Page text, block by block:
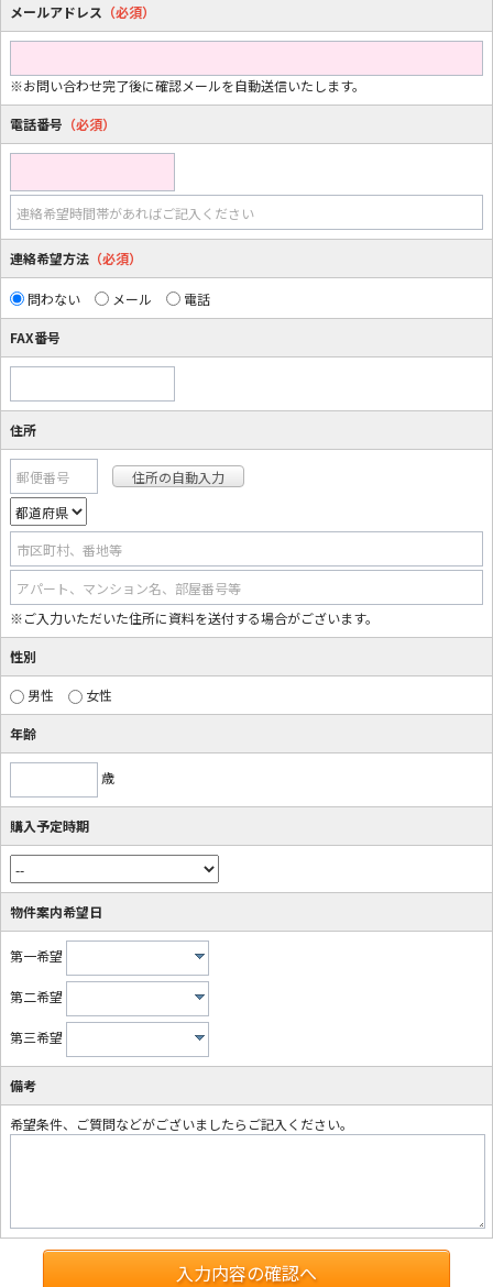
メールアドレス （必須）
※お問い合わせ完了後に確認メールを自動送信いたします。
電話番号 （必須）
連絡希望時間帯があればご記入ください
連絡希望方法 （必須）
問わない メール 電話
FAX番号
住所
郵便番号
市区町村、番地等
アパート、マンション名、部屋番号等
※ご入力いただいた住所に資料を送付する場合がございます。
性別
男性 女性
年齢
歳
購入予定時期
物件案内希望日
第一希望
第二希望
第三希望
備考
希望条件、ご質問などがございましたらご記入ください。
入力内容の確認へ